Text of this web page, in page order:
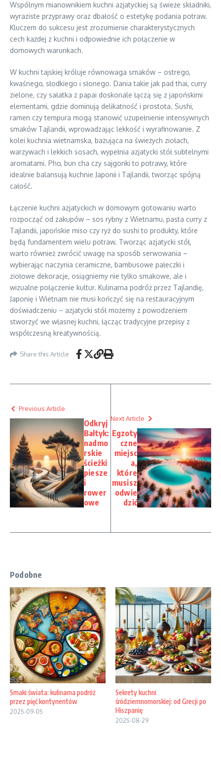
Wspólnym mianownikiem kuchni azjatyckiej są świeże składniki,
wyraziste przyprawy oraz dbałość o estetykę podania potraw.
Kluczem do sukcesu jest zrozumienie charakterystycznych
cech każdej z kuchni i odpowiednie ich połączenie w
domowych warunkach.
W kuchni tajskiej króluje równowaga smaków – ostrego,
kwaśnego, słodkiego i słonego. Dania takie jak pad thai, curry
zielone, czy sałatka z papai doskonale łączą się z japońskimi
elementami, gdzie dominują delikatność i prostota. Sushi,
ramen czy tempura mogą stanowić uzupełnienie intensywnych
smaków Tajlandii, wprowadzając lekkość i wyrafinowanie. Z
kolei kuchnia wietnamska, bazująca na świeżych ziołach,
warzywach i lekkich sosach, wypełnia azjatycki stół subtelnymi
aromatami. Pho, bun cha czy sajgonki to potrawy, które
idealnie balansują kuchnie Japonii i Tajlandii, tworząc spójną
całość.
Łączenie kuchni azjatyckich w domowym gotowaniu warto
rozpocząć od zakupów – sos rybny z Wietnamu, pasta curry z
Tajlandii, japońskie miso czy ryż do sushi to produkty, które
będą fundamentem wielu potraw. Tworząc azjatycki stół,
warto również zwrócić uwagę na sposób serwowania –
wybierając naczynia ceramiczne, bambusowe pałeczki i
ziołowe dekoracje, osiągniemy nie tylko smakowe, ale i
wizualne połączenie kultur. Kulinarna podróż przez Tajlandię,
Japonię i Wietnam nie musi kończyć się na restauracyjnym
doświadczeniu – azjatycki stół możemy z powodzeniem
stworzyć we własnej kuchni, łącząc tradycyjne przepisy z
współczesną kreatywnością.
Share this Article
Previous Article
Odkryj
Bałtyk:
nadmo
rskie
ścieżki
piesze
i
rower
owe
Next Article
Egzoty
czne
miejsc
a,
które
musisz
odwie
dzić
Podobne
Smaki świata: kulinarna podróż
przez pięć kontynentów
2025-09-05
Sekrety kuchni
śródziemnomorskiej: od Grecji po
Hiszpanię
2025-08-29